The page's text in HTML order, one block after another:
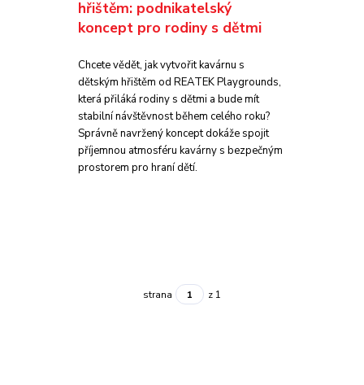
hřištěm: podnikatelský
koncept pro rodiny s dětmi
Chcete vědět, jak vytvořit kavárnu s
dětským hřištěm od REATEK Playgrounds,
která přiláká rodiny s dětmi a bude mít
stabilní návštěvnost během celého roku?
Správně navržený koncept dokáže spojit
příjemnou atmosféru kavárny s bezpečným
prostorem pro hraní dětí.
strana z 1